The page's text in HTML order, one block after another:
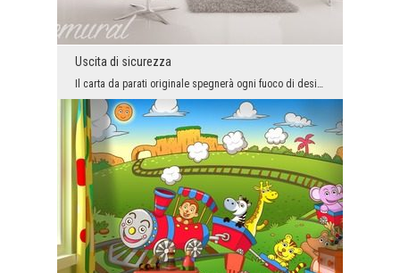
Uscita di sicurezza
Il carta da parati originale spegnerà ogni fuoco di design negli interni. E non solo! Oleina che ...